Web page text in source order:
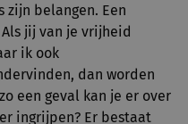
zijn belangen. Een
jij van je vrijheid
ik ook
dan worden
een geval kan je er over
ingrijpen? Er bestaat